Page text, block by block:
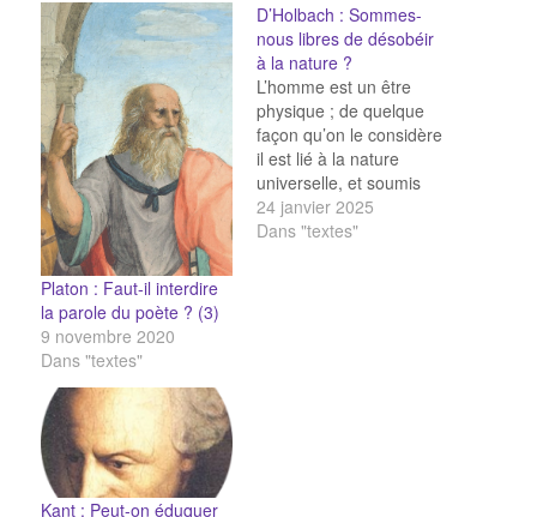
Platon : Faut-il interdire
la parole du poète ? (3)
9 novembre 2020
Dans "textes"
D’Holbach : Sommes-
nous libres de désobéir
à la nature ?
L’homme est un être
physique ; de quelque
façon qu’on le considère
il est lié à la nature
universelle, et soumis
aux lois nécessaires et
immuables qu’elle
24 janvier 2025
Dans "textes"
Kant : Peut-on éduquer